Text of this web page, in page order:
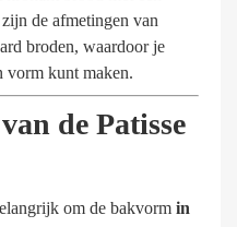
de afmetingen van
broden, waardoor je
vorm kunt maken.
de Patisse
om de bakvorm in